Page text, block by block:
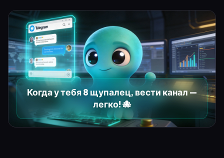
Когда у тебя 8 щупалец, вести канал —
легко! 🐙